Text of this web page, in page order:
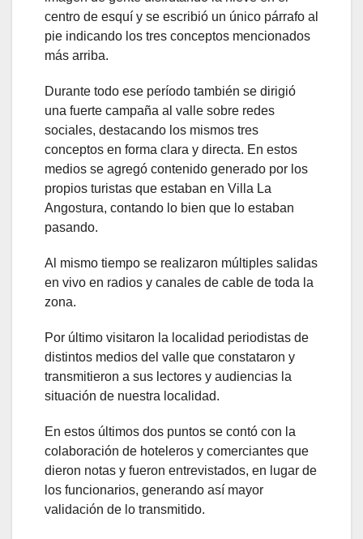
centro de esquí y se escribió un único párrafo al
pie indicando los tres conceptos mencionados
más arriba.
Durante todo ese período también se dirigió
una fuerte campaña al valle sobre redes
sociales, destacando los mismos tres
conceptos en forma clara y directa. En estos
medios se agregó contenido generado por los
propios turistas que estaban en Villa La
Angostura, contando lo bien que lo estaban
pasando.
Al mismo tiempo se realizaron múltiples salidas
en vivo en radios y canales de cable de toda la
zona.
Por último visitaron la localidad periodistas de
distintos medios del valle que constataron y
transmitieron a sus lectores y audiencias la
situación de nuestra localidad.
En estos últimos dos puntos se contó con la
colaboración de hoteleros y comerciantes que
dieron notas y fueron entrevistados, en lugar de
los funcionarios, generando así mayor
validación de lo transmitido.